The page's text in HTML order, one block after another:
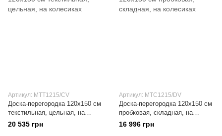
Артикул: MTT1215/CV
Доска-перегородка 120x150 см
текстильная, цельная, на
колесиках
20 535 грн
Артикул: MTC1215/DV
Доска-перегородка 120x150 см
пробковая, складная, на
колесиках
16 996 грн